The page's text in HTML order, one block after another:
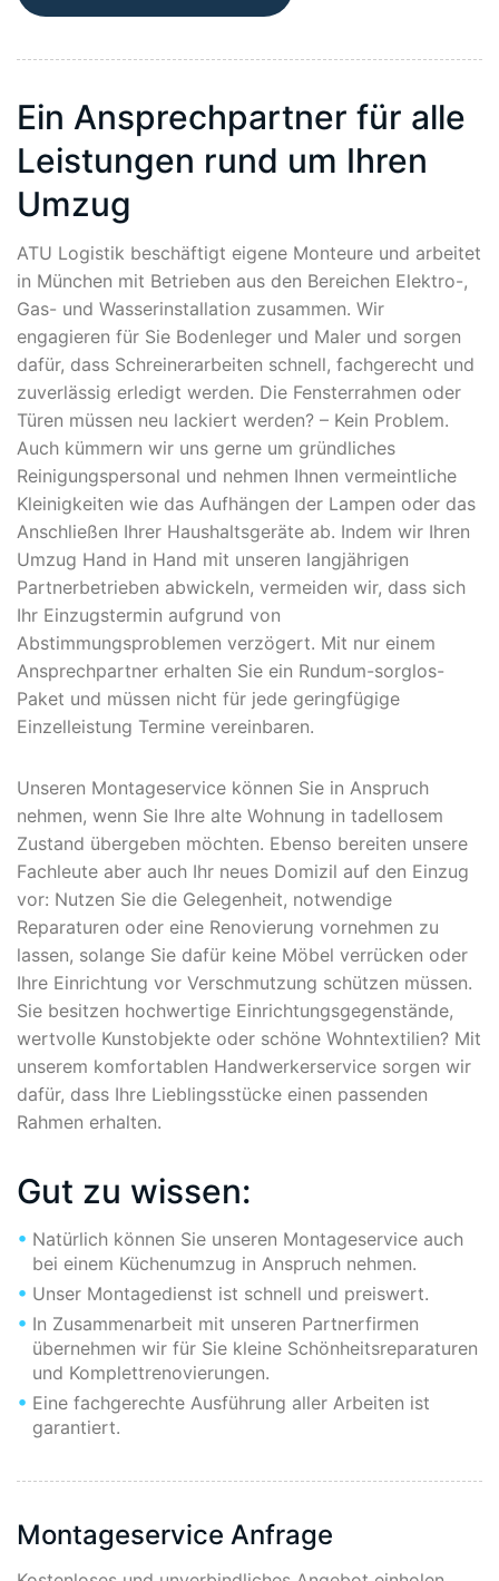
Ein Ansprechpartner für alle
Leistungen rund um Ihren
Umzug
ATU Logistik beschäftigt eigene Monteure und arbeitet
in München mit Betrieben aus den Bereichen Elektro-,
Gas- und Wasserinstallation zusammen. Wir
engagieren für Sie Bodenleger und Maler und sorgen
dafür, dass Schreinerarbeiten schnell, fachgerecht und
zuverlässig erledigt werden. Die Fensterrahmen oder
Türen müssen neu lackiert werden? – Kein Problem.
Auch kümmern wir uns gerne um gründliches
Reinigungspersonal und nehmen Ihnen vermeintliche
Kleinigkeiten wie das Aufhängen der Lampen oder das
Anschließen Ihrer Haushaltsgeräte ab. Indem wir Ihren
Umzug Hand in Hand mit unseren langjährigen
Partnerbetrieben abwickeln, vermeiden wir, dass sich
Ihr Einzugstermin aufgrund von
Abstimmungsproblemen verzögert. Mit nur einem
Ansprechpartner erhalten Sie ein Rundum-sorglos-
Paket und müssen nicht für jede geringfügige
Einzelleistung Termine vereinbaren.
Unseren Montageservice können Sie in Anspruch
nehmen, wenn Sie Ihre alte Wohnung in tadellosem
Zustand übergeben möchten. Ebenso bereiten unsere
Fachleute aber auch Ihr neues Domizil auf den Einzug
vor: Nutzen Sie die Gelegenheit, notwendige
Reparaturen oder eine Renovierung vornehmen zu
lassen, solange Sie dafür keine Möbel verrücken oder
Ihre Einrichtung vor Verschmutzung schützen müssen.
Sie besitzen hochwertige Einrichtungsgegenstände,
wertvolle Kunstobjekte oder schöne Wohntextilien? Mit
unserem komfortablen Handwerkerservice sorgen wir
dafür, dass Ihre Lieblingsstücke einen passenden
Rahmen erhalten.
Gut zu wissen:
Natürlich können Sie unseren Montageservice auch
bei einem Küchenumzug in Anspruch nehmen.
Unser Montagedienst ist schnell und preiswert.
In Zusammenarbeit mit unseren Partnerfirmen
übernehmen wir für Sie kleine Schönheitsreparaturen
und Komplettrenovierungen.
Eine fachgerechte Ausführung aller Arbeiten ist
garantiert.
Montageservice Anfrage